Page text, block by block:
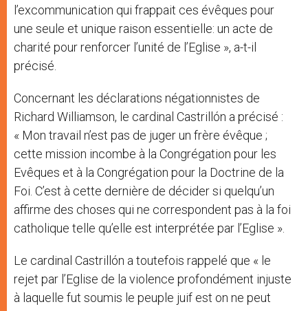
l’excommunication qui frappait ces évêques pour
une seule et unique raison essentielle: un acte de
charité pour renforcer l’unité de l’Eglise », a-t-il
précisé.
Concernant les déclarations négationnistes de
Richard Williamson, le cardinal Castrillón a précisé :
« Mon travail n’est pas de juger un frère évêque ;
cette mission incombe à la Congrégation pour les
Evêques et à la Congrégation pour la Doctrine de la
Foi. C’est à cette dernière de décider si quelqu’un
affirme des choses qui ne correspondent pas à la foi
catholique telle qu’elle est interprétée par l’Eglise ».
Le cardinal Castrillón a toutefois rappelé que « le
rejet par l’Eglise de la violence profondément injuste
à laquelle fut soumis le peuple juif est on ne peut